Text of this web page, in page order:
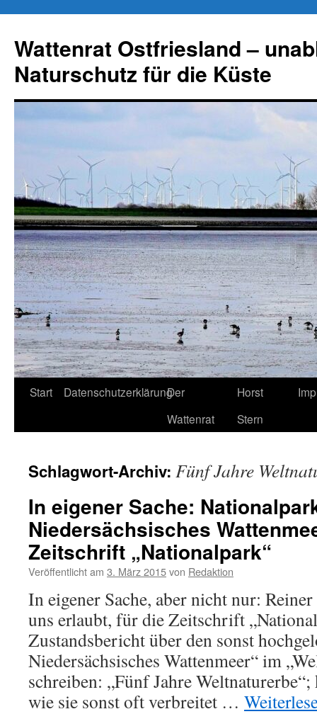
springen
Wattenrat Ostfriesland –
Naturschutz für die Küste
Start DatenschutzerklärungDer
Wattenrat
Horst
Stern
Schlagwort-Archiv: Fünf Jahre
In eigener Sache:
Niedersächsisches
Zeitschrift „Nationalpark“
Veröffentlicht am 3. März 2015von Redaktion
In eigener Sache, aber nicht nur:
uns erlaubt, für die Zeitschrift
Zustandsbericht über den sonst
Niedersächsisches Wattenmeer“ im
schreiben: „Fünf Jahre
wie sie sonst oft verbreitet …